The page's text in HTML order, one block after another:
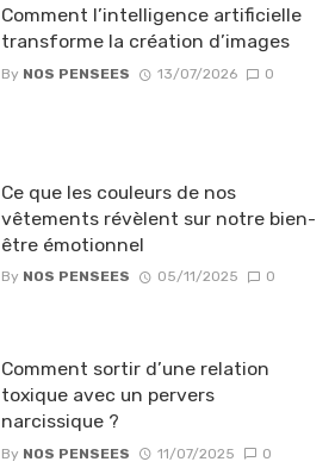
Comment l’intelligence artificielle
transforme la création d’images
By NOS PENSEES 13/07/2026 0
Ce que les couleurs de nos
vêtements révèlent sur notre bien-
être émotionnel
By NOS PENSEES 05/11/2025 0
Comment sortir d’une relation
toxique avec un pervers
narcissique ?
By NOS PENSEES 11/07/2025 0